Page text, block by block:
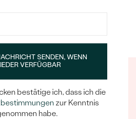
Eppi
SENDEN, WENN
VERFÜGBAR
bestätige ich, dass ich die
zur Kenntnis
habe.